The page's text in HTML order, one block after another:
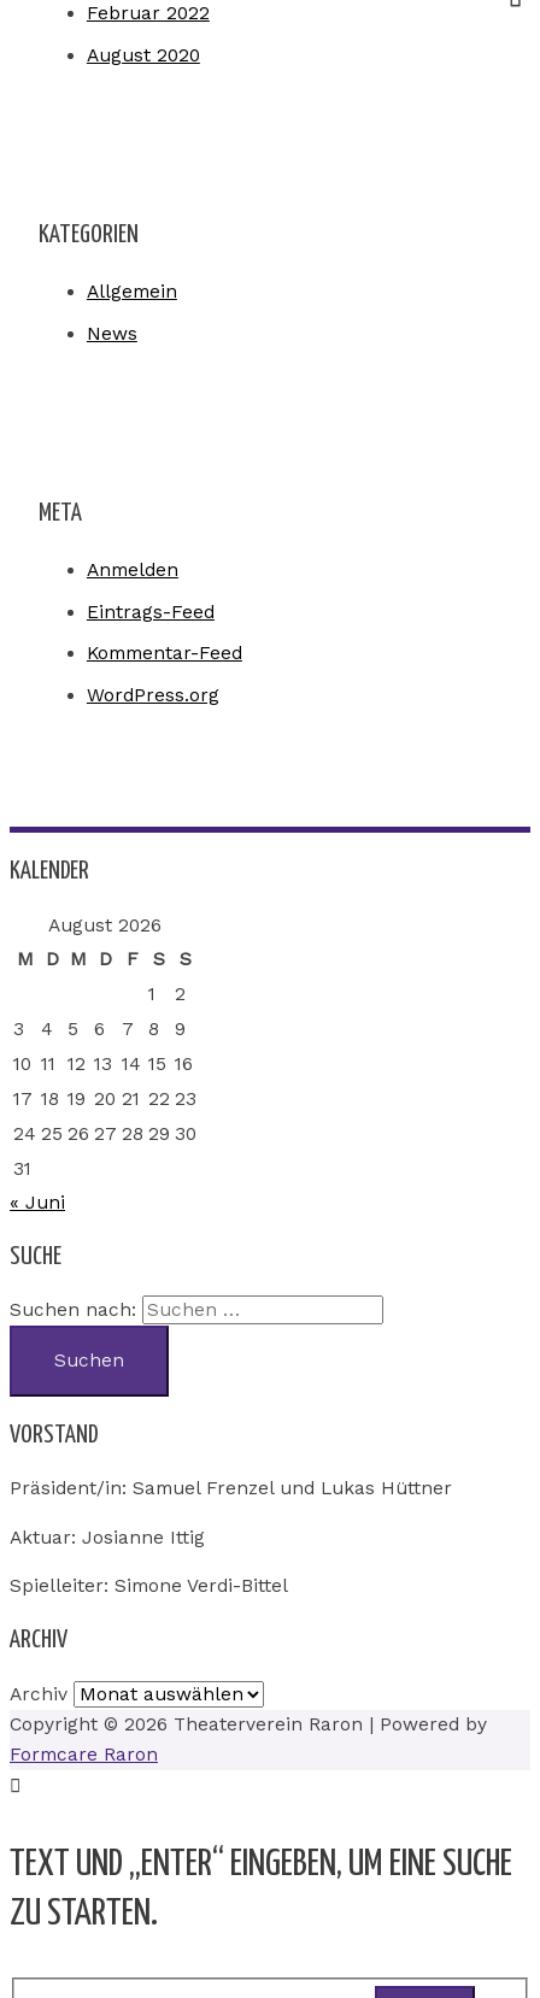
Februar 2022
August 2020
KATEGORIEN
Allgemein
News
META
Anmelden
Eintrags-Feed
Kommentar-Feed
WordPress.org
KALENDER
August 2026
M
D M D F S
S
1
2
3
4 5 6 7 8
9
10 11 12 13 14 15 16
17 18 19 20 21 22 23
24 25 26 27 28 29 30
31
« Juni
SUCHE
Suchen nach:
VORSTAND
Präsident/in: Samuel Frenzel und Lukas Hüttner
Aktuar: Josianne Ittig
Spielleiter: Simone Verdi-Bittel
ARCHIV
Archiv
Copyright © 2026 Theaterverein Raron | Powered by
Formcare Raron
TEXT UND „ENTER“ EINGEBEN, UM EINE SUCHE
ZU STARTEN.